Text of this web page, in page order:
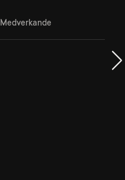
Medverkande